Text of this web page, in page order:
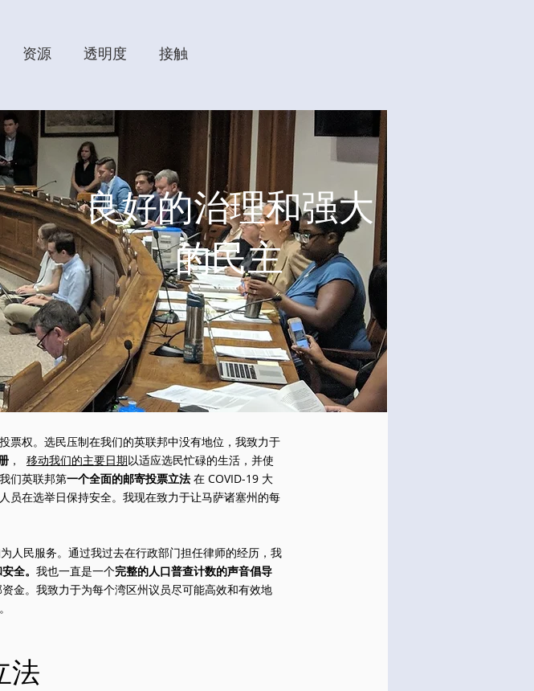
资源 透明度 接触
良好的治理和强大
的民主
票权。选民压制在我们的英联邦中没有地位，我致力于
， 移动我们的主要日期以适应选民忙碌的生活，并使
们英联邦第一个全面的邮寄投票立法 在 COVID-19 大
员在选举日保持安全。我现在致力于让马萨诸塞州的每
人民服务。通过我过去在行政部门担任律师的经历，我
全。 我也一直是一个完整的人口普查计数的声音倡导
金。我致力于为每个湾区州议员尽可能高效和有效地
法